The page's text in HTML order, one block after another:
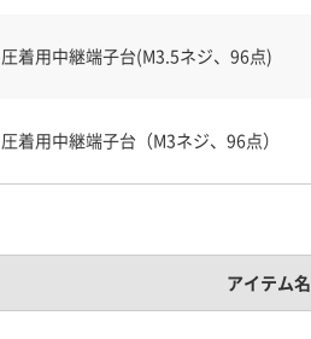
圧着用中継端子台(M3.5ネジ、96点)
圧着用中継端子台（M3ネジ、96点）
アイテム名